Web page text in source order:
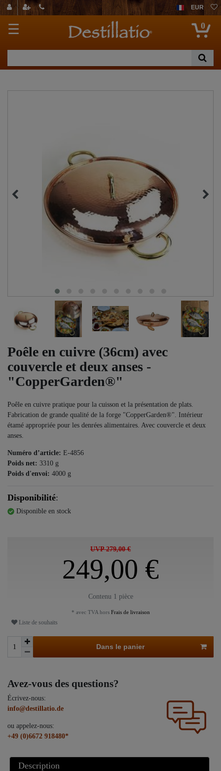
EUR
☰ 0
Poêle en cuivre (36cm) avec
couvercle et deux anses -
"CopperGarden®"
Poêle en cuivre pratique pour la cuisson et la présentation de plats.
Fabrication de grande qualité de la forge "CopperGarden®". Intérieur
étamé appropriée pour les denrées alimentaires. Avec couvercle et deux
anses.
Numéro d’article: E-4856
Poids net: 3310 g
Poids d'envoi: 4000 g
Disponibilité:
Disponible en stock
UVP 279,00 €
249,00 €
Contenu 1 pièce
* avec TVA horsFrais de livraison
Liste de souhaits
Dans le panier
Avez-vous des questions?
Écrivez-nous:
info@destillatio.de
ou appelez-nous:
+49 (0)6672 918480*
Description